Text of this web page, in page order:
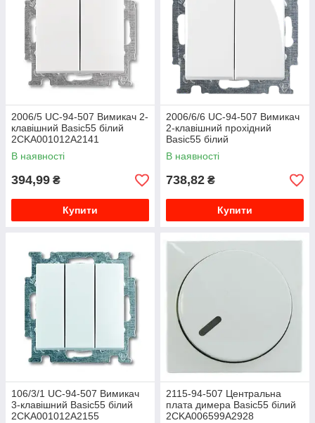
2006/5 UC-94-507 Вимикач 2-
клавішний Basic55 білий
2CKA001012A2141
В наявності
394,99 ₴
Купити
2006/6/6 UC-94-507 Вимикач
2-клавішний прохідний
Basic55 білий
2CKA001012A2144
В наявності
738,82 ₴
Купити
106/3/1 UC-94-507 Вимикач
3-клавішний Basic55 білий
2CKA001012A2155
2115-94-507 Центральна
плата димера Basic55 білий
2CKA006599A2928